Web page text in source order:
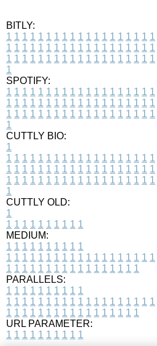
BITLY:
1 1 1 1 1 1 1 1 1 1 1 1 1 1 1 1 1 1 1
1 1 1 1 1 1 1 1 1 1 1 1 1 1 1 1 1 1 1
1 1 1 1 1 1 1 1 1 1 1 1 1 1 1 1 1 1 1
1
SPOTIFY:
1 1 1 1 1 1 1 1 1 1 1 1 1 1 1 1 1 1 1
1 1 1 1 1 1 1 1 1 1 1 1 1 1 1 1 1 1 1
1 1 1 1 1 1 1 1 1 1 1 1 1 1 1 1 1 1 1
1
CUTTLY BIO:
1
1 1 1 1 1 1 1 1 1 1 1 1 1 1 1 1 1 1 1
1 1 1 1 1 1 1 1 1 1 1 1 1 1 1 1 1 1 1
1 1 1 1 1 1 1 1 1 1 1 1 1 1 1 1 1 1 1
1
CUTTLY OLD:
1
1 1 1 1 1 1 1 1 1 1
MEDIUM:
1 1 1 1 1 1 1 1 1 1
1 1 1 1 1 1 1 1 1 1 1 1 1 1 1 1 1 1 1
1 1 1 1 1 1 1 1 1 1 1 1 1 1 1 1 1
PARALLELS:
1 1 1 1 1 1 1 1 1 1
1 1 1 1 1 1 1 1 1 1 1 1 1 1 1 1 1 1 1
1 1 1 1 1 1 1 1 1 1 1 1 1 1 1 1 1
URL PARAMETER:
1 1 1 1 1 1 1 1 1 1